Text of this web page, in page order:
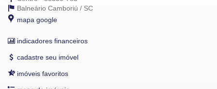
Balneário Camboriú / SC
mapa google
indicadores financeiros
cadastre seu imóvel
imóveis favoritos